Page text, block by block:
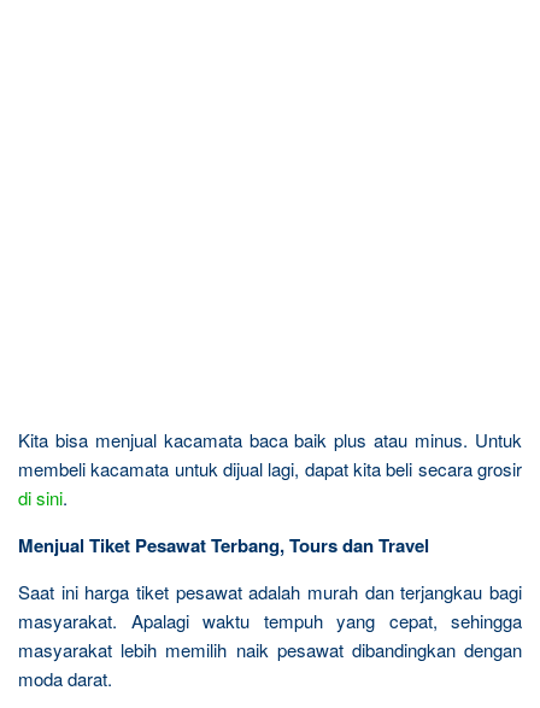
Kita bisa menjual kacamata baca baik plus atau minus. Untuk
membeli kacamata untuk dijual lagi, dapat kita beli secara grosir
di sini.
Menjual Tiket Pesawat Terbang, Tours dan Travel
Saat ini harga tiket pesawat adalah murah dan terjangkau bagi
masyarakat. Apalagi waktu tempuh yang cepat, sehingga
masyarakat lebih memilih naik pesawat dibandingkan dengan
moda darat.